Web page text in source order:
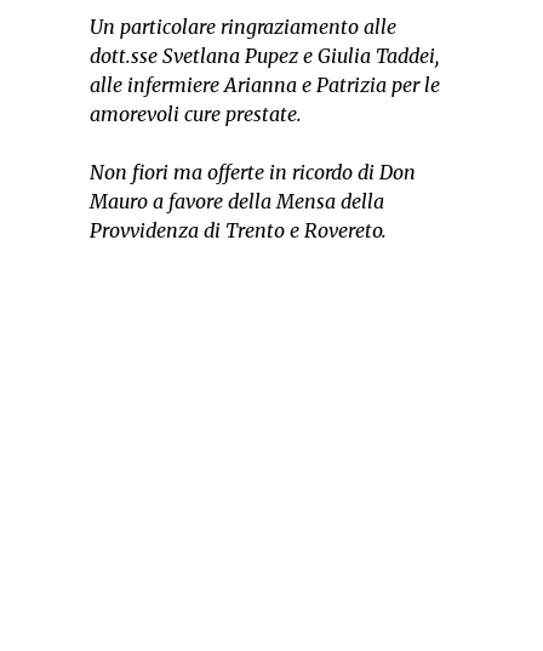
Un particolare ringraziamento alle
dott.sse Svetlana Pupez e Giulia Taddei,
alle infermiere Arianna e Patrizia per le
amorevoli cure prestate.
Non fiori ma offerte in ricordo di Don
Mauro a favore della Mensa della
Provvidenza di Trento e Rovereto.